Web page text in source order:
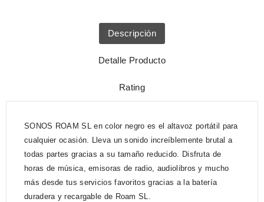
Descripción
Detalle Producto
Rating
SONOS ROAM SL en color negro es el altavoz portátil para
cualquier ocasión. Lleva un sonido increíblemente brutal a
todas partes gracias a su tamaño reducido. Disfruta de
horas de música, emisoras de radio, audiolibros y mucho
más desde tus servicios favoritos gracias a la batería
duradera y recargable de Roam SL.